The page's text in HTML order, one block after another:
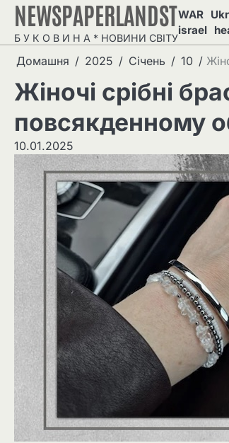
Перейти
вмісту
NEWSPAPERLANDST
Б У К О В И Н А * НОВИНИ СВІТУ
WAR
israel
Домашня 2025 Січень 10
Жіночі срібні
повсякденному
10.01.2025